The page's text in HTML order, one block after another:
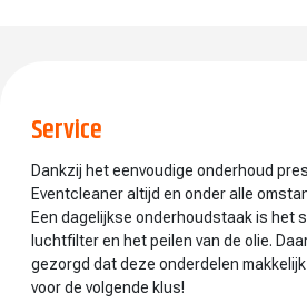
Service
Dankzij het eenvoudige onderhoud
Eventcleaner altijd en onder alle
Een dagelijkse onderhoudstaak is het
luchtfilter en het peilen van de olie.
gezorgd dat deze onderdelen
voor de volgende klus!